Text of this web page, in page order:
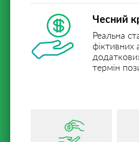
Чесний
Реальна
фіктивних
термін